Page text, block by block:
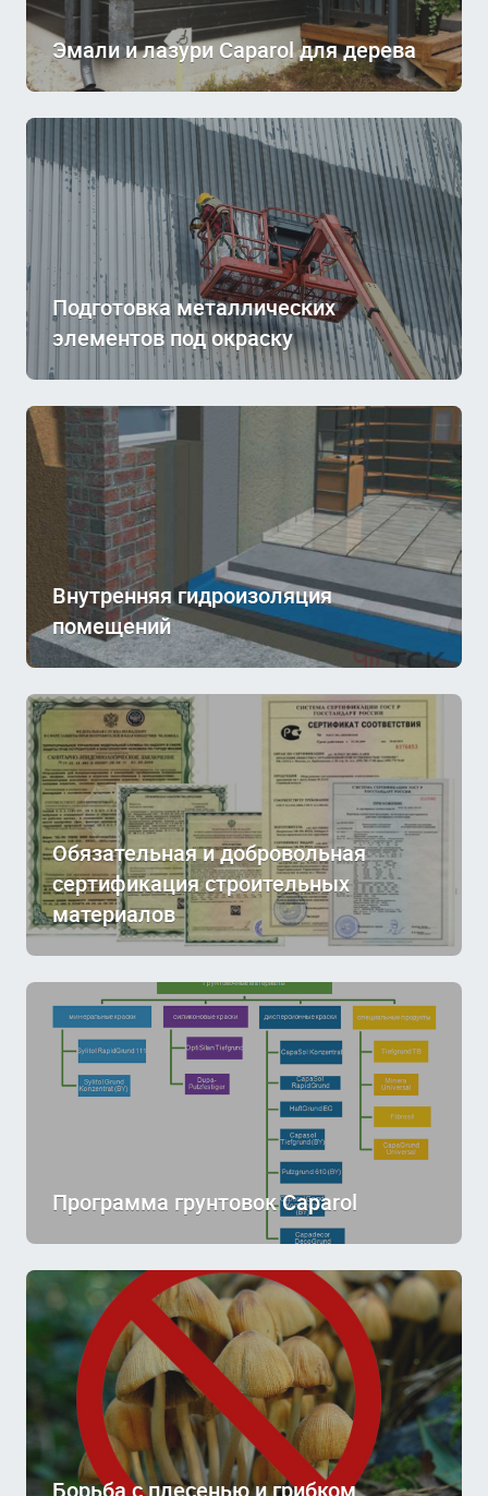
Эмали и лазури Caparol для дерева
Подготовка металлических
элементов под окраску
Внутренняя гидроизоляция
помещений
Обязательная и добровольная
сертификация строительных
материалов
Программа грунтовок Caparol
Борьба с плесенью и грибком